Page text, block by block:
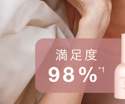
ドリーム フローラ
ドリーム フローラ エ
セット購入で